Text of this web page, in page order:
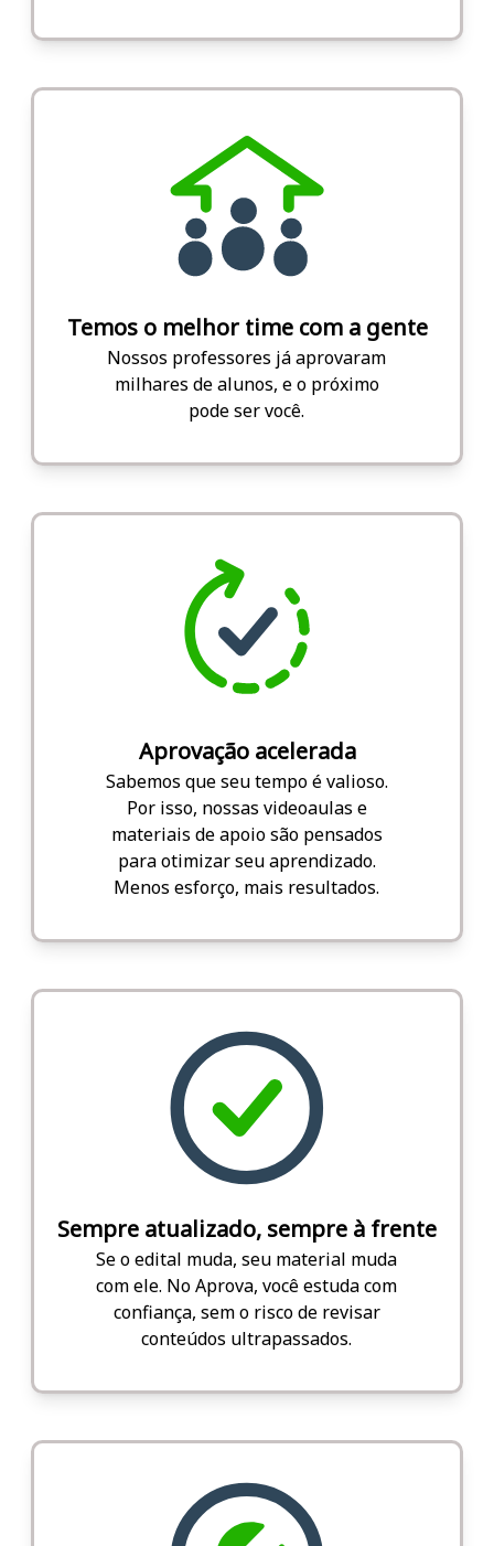
Temos o melhor time com a gente
Nossos professores já aprovaram
milhares de alunos, e o próximo
pode ser você.
Aprovação acelerada
Sabemos que seu tempo é valioso.
Por isso, nossas videoaulas e
materiais de apoio são pensados
para otimizar seu aprendizado.
Menos esforço, mais resultados.
Sempre atualizado, sempre à frente
Se o edital muda, seu material muda
com ele. No Aprova, você estuda com
confiança, sem o risco de revisar
conteúdos ultrapassados.